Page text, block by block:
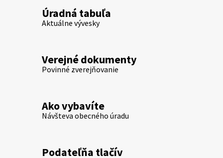
Úradná tabuľa
Aktuálne vývesky
Verejné dokumenty
Povinné zverejňovanie
Ako vybavíte
Návšteva obecného úradu
Podateľňa tlačív